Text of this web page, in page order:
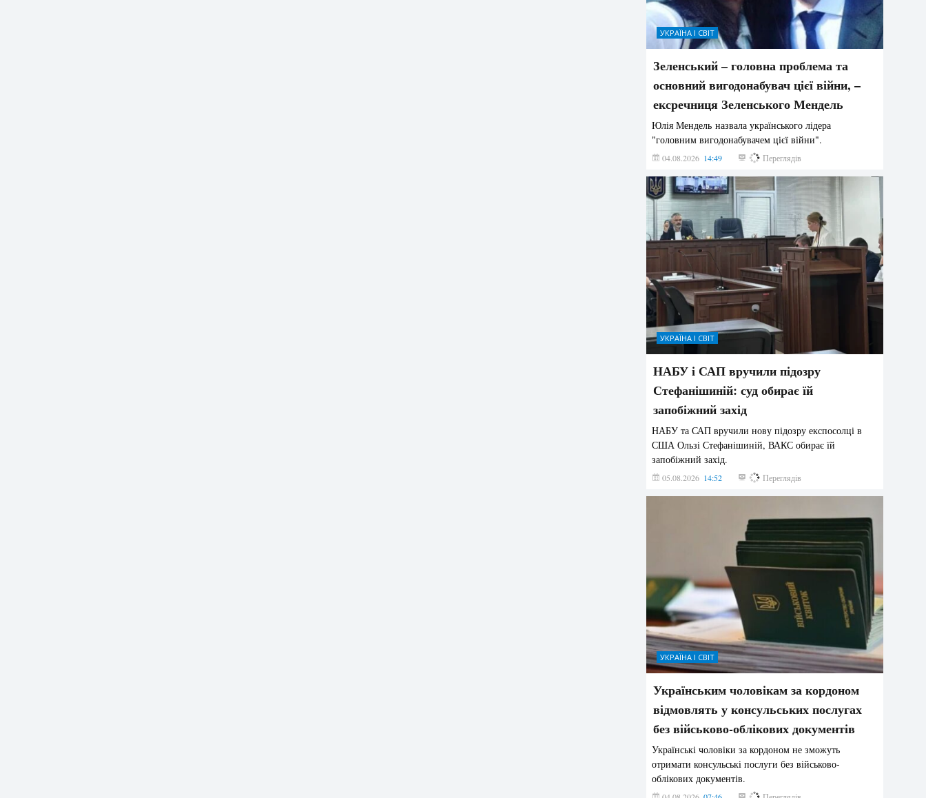
УКРАЇНА І СВІТ
Зеленський – головна проблема та
основний вигодонабувач цієї війни, –
ексречниця Зеленського Мендель
Юлія Мендель назвала українського лідера
"головним вигодонабувачем цієї війни".
04.08.2026 14:49 174 Переглядів
УКРАЇНА І СВІТ
НАБУ і САП вручили підозру
Стефанішиній: суд обирає їй
запобіжний захід
НАБУ та САП вручили нову підозру експосолці в
США Ользі Стефанішиній, ВАКС обирає їй
запобіжний захід.
05.08.2026 14:52 169 Переглядів
УКРАЇНА І СВІТ
Українським чоловікам за кордоном
відмовлять у консульських послугах
без військово-облікових документів
Українські чоловіки за кордоном не зможуть
отримати консульські послуги без військово-
облікових документів.